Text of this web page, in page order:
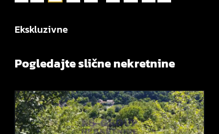
Ekskluzivne
Pogledajte slične nekretnine